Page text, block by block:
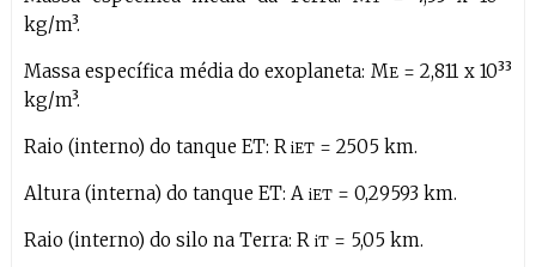
kg/m³.
Massa específica média do exoplaneta: ME= 2,811 x 10³³
kg/m³.
Raio (interno) do tanque ET: RiET= 2505 km.
Altura (interna) do tanque ET: A iET= 0,29593 km.
Raio (interno) do silo na Terra: R iT= 5,05 km.